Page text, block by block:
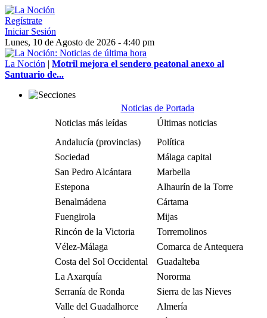
Regístrate
Iniciar Sesión
Lunes, 10 de Agosto de 2026 - 4:40 pm
La Noción | Motril mejora el sendero peatonal anexo al
Santuario de...
Noticias de Portada
Noticias más leídas
Últimas noticias
Andalucía (provincias)
Política
Sociedad
Málaga capital
San Pedro Alcántara
Marbella
Estepona
Alhaurín de la Torre
Benalmádena
Cártama
Fuengirola
Mijas
Rincón de la Victoria
Torremolinos
Vélez-Málaga
Comarca de Antequera
Costa del Sol Occidental
Guadalteba
La Axarquía
Nororma
Serranía de Ronda
Sierra de las Nieves
Valle del Guadalhorce
Almería